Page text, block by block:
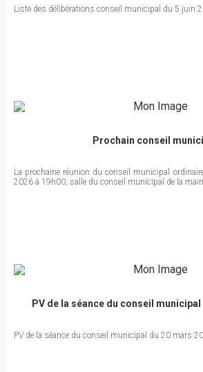
Liste des délibérations conseil municipal du 5 juin
Prochain conseil
La prochaine réunion du conseil municipal
2026 à 19h00, salle du conseil municipal de la
PV de la séance du conseil
PV de la séance du conseil municipal du 20 mars